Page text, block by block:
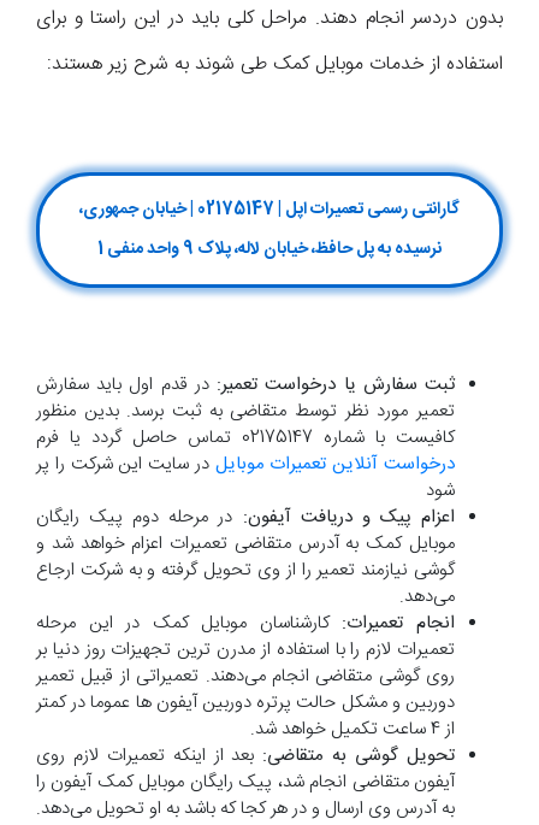
بدون دردسر انجام دهند. مراحل کلی باید در این راستا و برای
استفاده از خدمات موبایل کمک طی شوند به شرح زیر هستند:
گارانتی رسمی تعمیرات اپل | 02175147 | خیابان جمهوری،
نرسیده به پل حافظ، خیابان لاله، پلاک 9 واحد منفی 1
ثبت سفارش یا درخواست تعمیر:در قدم اول باید سفارش
تعمیر مورد نظر توسط متقاضی به ثبت برسد. بدین منظور
کافیست با شماره 02175147 تماس حاصل گردد یا فرم
درخواست آنلاین تعمیرات موبایل در سایت این شرکت را پر
شود
اعزام پیک و دریافت آیفون: در مرحله دوم پیک رایگان
موبایل کمک به آدرس متقاضی تعمیرات اعزام خواهد شد و
گوشی نیازمند تعمیر را از وی تحویل گرفته و به شرکت ارجاع
می‌دهد.
انجام تعمیرات: کارشناسان موبایل کمک در این مرحله
تعمیرات لازم را با استفاده از مدرن ترین تجهیزات روز دنیا بر
روی گوشی متقاضی انجام می‌دهند. تعمیراتی از قبیل تعمیر
دوربین و مشکل حالت پرتره دوربین آیفون ها عموما در کمتر
از 4 ساعت تکمیل خواهد شد.
تحویل گوشی به متقاضی: بعد از اینکه تعمیرات لازم روی
آیفون متقاضی انجام شد، پیک رایگان موبایل کمک آیفون را
به آدرس وی ارسال و در هر کجا که باشد به او تحویل می‌دهد.